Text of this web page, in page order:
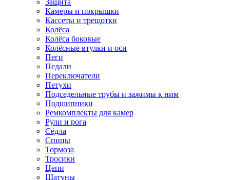
Камеры и покрышки
Кассеты и трещотки
Колёса
Колёса боковые
Колёсные втулки и оси
Пеги
Педали
Переключатели
Петухи
Подседельные трубы и зажимы к ним
Подшипники
Ремкомплекты для камер
Рули и рога
Сёдла
Спицы
Тормоза
Тросики
Цепи
Шатуны